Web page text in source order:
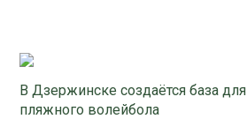
В Дзержинске создаётся база для
пляжного волейбола